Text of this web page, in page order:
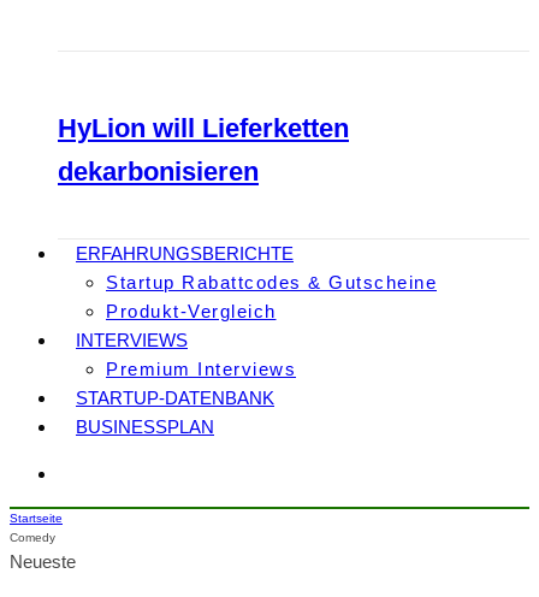
HyLion will Lieferketten
dekarbonisieren
ERFAHRUNGSBERICHTE
Startup Rabattcodes & Gutscheine
Produkt-Vergleich
INTERVIEWS
Premium Interviews
STARTUP-DATENBANK
BUSINESSPLAN
Startseite
Comedy
Neueste